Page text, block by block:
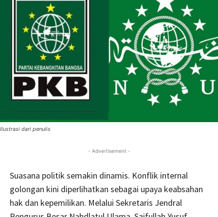
Ilustrasi dari penulis
- Advertisement -
Suasana politik semakin dinamis. Konflik internal
golongan kini diperlihatkan sebagai upaya keabsahan
hak dan kepemilikan. Melalui Sekretaris Jendral